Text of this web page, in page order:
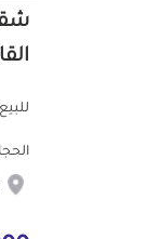
الحجاز